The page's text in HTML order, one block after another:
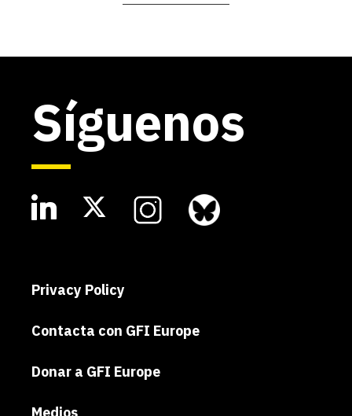
Síguenos
Privacy Policy
Contacta con GFI Europe
Donar a GFI Europe